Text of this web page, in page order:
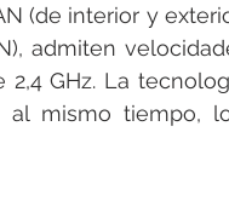
(de interior y
admiten
GHz. La
al mismo tiempo,